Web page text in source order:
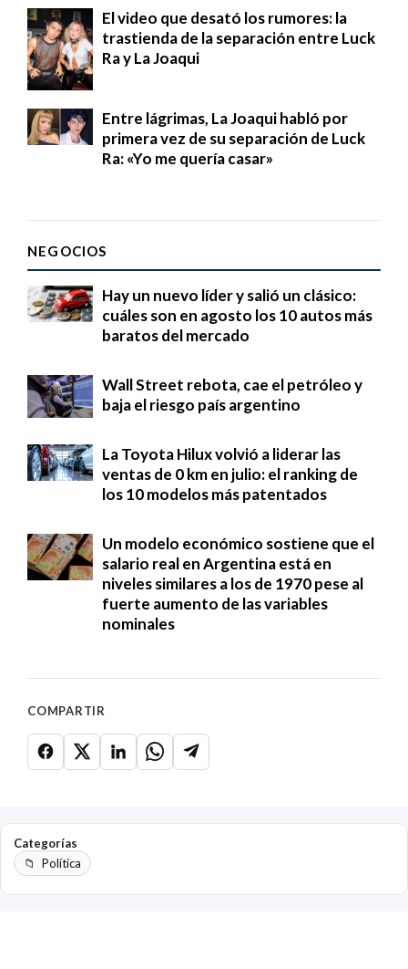
El video que desató los rumores: la
trastienda de la separación entre Luck
Ra y La Joaqui
Entre lágrimas, La Joaqui habló por
primera vez de su separación de Luck
Ra: «Yo me quería casar»
NEGOCIOS
Hay un nuevo líder y salió un clásico:
cuáles son en agosto los 10 autos más
baratos del mercado
Wall Street rebota, cae el petróleo y
baja el riesgo país argentino
La Toyota Hilux volvió a liderar las
ventas de 0 km en julio: el ranking de
los 10 modelos más patentados
Un modelo económico sostiene que el
salario real en Argentina está en
niveles similares a los de 1970 pese al
fuerte aumento de las variables
nominales
COMPARTIR
Categorías
Política